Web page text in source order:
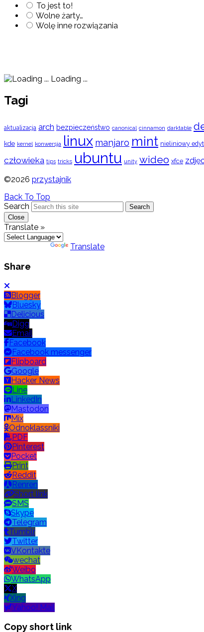
To jest to!
Wolne żarty…
Wolę inne rozwiązania
Loading ...
Tagi
aktualizacja arch bezpieczeństwo canonical cinnamon darktable
kde kernel konwersja linux manjaro mint nieliniowy
człowieka tips tricks ubuntu unity wideo xfce
©2026 przystajnik
Back To Top
Search
Search
Close
Translate »
Translate
Share
Blogger
Bluesky
Delicious
Digg
Email
Facebook
Facebook messenger
Flipboard
Google
Hacker News
Line
LinkedIn
Mastodon
Mix
Odnoklassniki
PDF
Pinterest
Pocket
Print
Reddit
Renren
Short link
SMS
Skype
Telegram
Tumblr
Twitter
VKontakte
wechat
Weibo
WhatsApp
X
Xing
Yahoo! Mail
Copy short link